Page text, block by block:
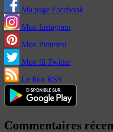
Ma page Facebook
Mon Instagram
Mon Pinterest
Mon fil Twitter
Le flux RSS
Commentaires